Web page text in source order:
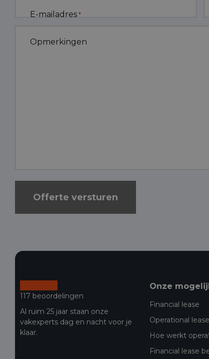
E-mailadres *
Opmerkingen
117 beoordelingen
Al ruim 25 jaar staan onze
vakexperts dag en nacht voor je
klaar.
Onze
Financial lease
Operational lease
Hoe werkt
Financial lease